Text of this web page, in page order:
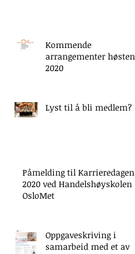
Kommende
arrangementer høsten
2020
Lyst til å bli medlem?
Påmelding til Karrieredagen
2020 ved Handelshøyskolen
OsloMet
Oppgaveskriving i
samarbeid med et av